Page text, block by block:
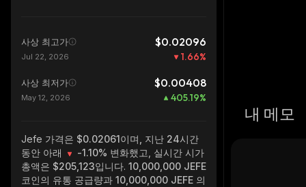
사상 최고가 $0.02096
Jul 22, 2026 1.66%
사상 최저가 $0.00408
May 12, 2026 405.19%
Jefe 가격은 $0.02061이며, 지난 24시간
동안 아래
-1.10% 변화했고, 실시간 시가
총액은 $205,123입니다. 10,000,000 JEFE
코인의 유통 공급량과 10,000,000 JEFE 의
내 메모